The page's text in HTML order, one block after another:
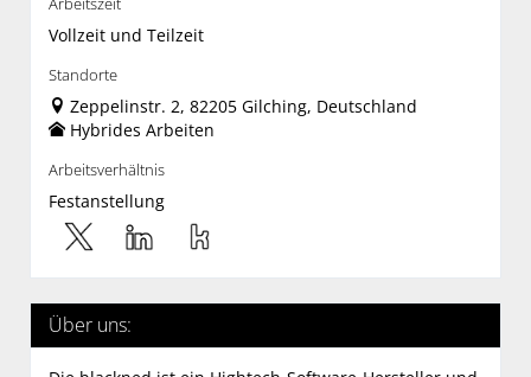
Arbeitszeit
Vollzeit und Teilzeit
Standorte
Zeppelinstr. 2, 82205 Gilching, Deutschland
Hybrides Arbeiten
Arbeitsverhältnis
Festanstellung
Über uns: